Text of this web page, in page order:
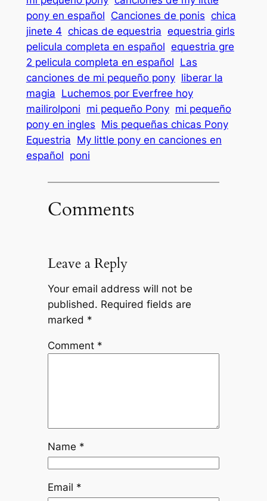
pony en español Canciones de ponis chica
jinete 4 chicas de equestria equestria girls
pelicula completa en español equestria gre
2 pelicula completa en español Las
canciones de mi pequeño pony liberar la
magia Luchemos por Everfree hoy
mailirolponi mi pequeño Pony mi pequeño
pony en ingles Mis pequeñas chicas Pony
Equestria My little pony en canciones en
español poni
Comments
Leave a Reply
Your email address will not be
published. Required fields are
marked *
Comment *
Name *
Email *